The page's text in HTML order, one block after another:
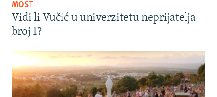
MOST
Vidi li Vučić u univerzitetu neprijatelja
broj 1?